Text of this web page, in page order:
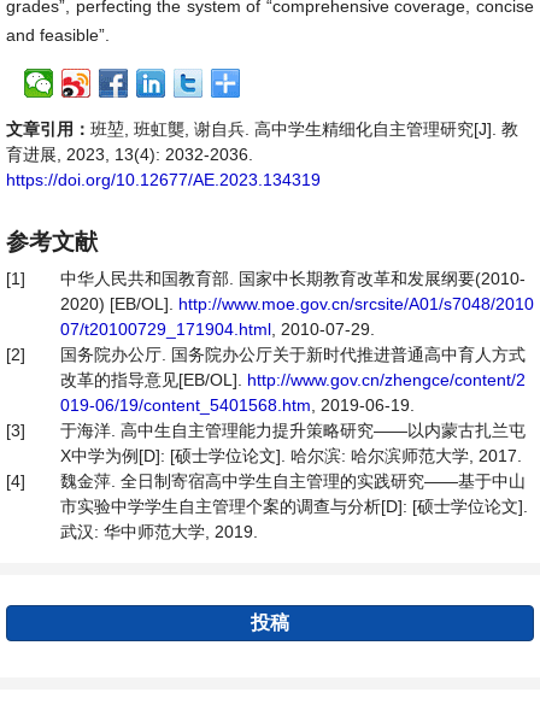
grades”, perfecting the system of “comprehensive coverage, concise
and feasible”.
文章引用： 班堃, 班虹龑, 谢自兵. 高中学生精细化自主管理研究[J]. 教
育进展, 2023, 13(4): 2032-2036.
https://doi.org/10.12677/AE.2023.134319
参考文献
[1]
中华人民共和国教育部. 国家中长期教育改革和发展纲要(2010-
2020) [EB/OL]. http://www.moe.gov.cn/srcsite/A01/s7048/2010
07/t20100729_171904.html , 2010-07-29.
[2]
国务院办公厅. 国务院办公厅关于新时代推进普通高中育人方式
改革的指导意见[EB/OL]. http://www.gov.cn/zhengce/content/2
019-06/19/content_5401568.htm , 2019-06-19.
[3]
于海洋. 高中生自主管理能力提升策略研究——以内蒙古扎兰屯
X中学为例[D]: [硕士学位论文]. 哈尔滨: 哈尔滨师范大学, 2017.
[4]
魏金萍. 全日制寄宿高中学生自主管理的实践研究——基于中山
市实验中学学生自主管理个案的调查与分析[D]: [硕士学位论文].
武汉: 华中师范大学, 2019.
投稿